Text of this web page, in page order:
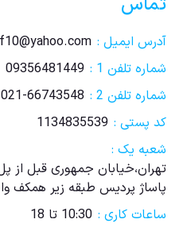
آدرس ایمیل :
شماره تلفن 1 :
09356481449
شماره تلفن 2 :
021-66743548
کد پستی : 1134835539
شعبه یک :
تهران،خیابان جمهوری قبل
پاساژ پردیس طبقه زیر همکف
ساعات کاری : 10:30 تا 18